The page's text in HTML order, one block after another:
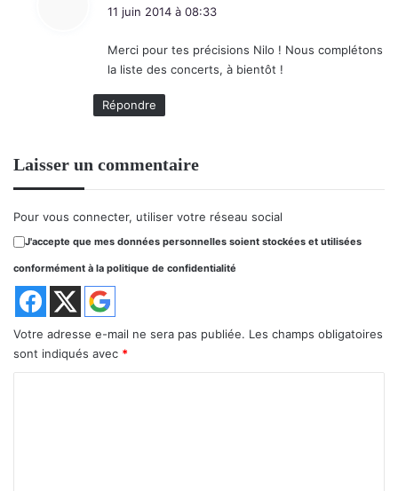
:
11 juin 2014 à 08:33
Merci pour tes précisions Nilo ! Nous complétons
la liste des concerts, à bientôt !
Répondre
Laisser un commentaire
Pour vous connecter, utiliser votre réseau social
J'accepte que mes données personnelles soient stockées et utilisées
conformément à la politique de confidentialité
Votre adresse e-mail ne sera pas publiée. Les champs obligatoires
sont indiqués avec *